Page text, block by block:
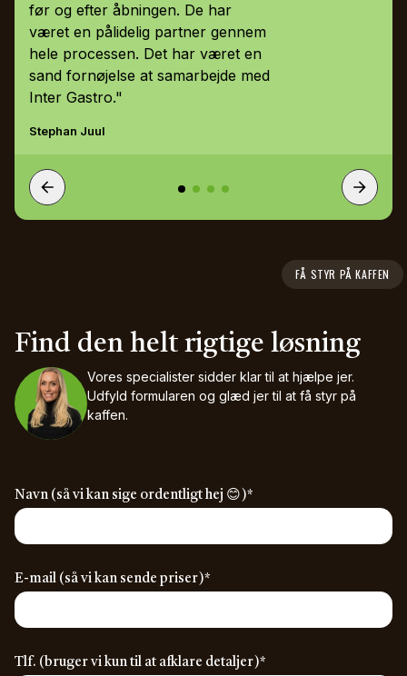
før og efter åbningen. De har
været en pålidelig partner gennem
hele processen. Det har været en
sand fornøjelse at samarbejde med
Inter Gastro."
Stephan Juul
FÅ STYR PÅ KAFFEN
Find den helt rigtige løsning
Vores specialister sidder klar til at hjælpe jer.
Udfyld formularen og glæd jer til at få styr på
kaffen.
Navn (så vi kan sige ordentligt hej 😊)*
E-mail (så vi kan sende priser)*
Tlf. (bruger vi kun til at afklare detaljer)*